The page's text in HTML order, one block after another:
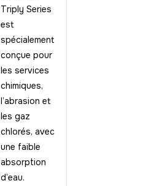
Triply Series
est
spécialement
conçue pour
les services
chimiques,
l’abrasion et
les gaz
chlorés, avec
une faible
absorption
d’eau.